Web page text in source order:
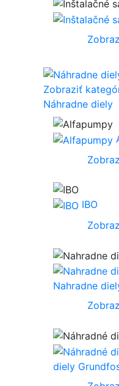
Zobraziť
Náhradne diely
IBO
Nahradne
diely